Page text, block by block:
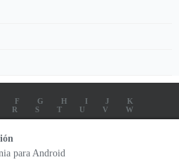
F G H I J
K
R S T V
W
© 2026 - All Rights Reserved
para Android